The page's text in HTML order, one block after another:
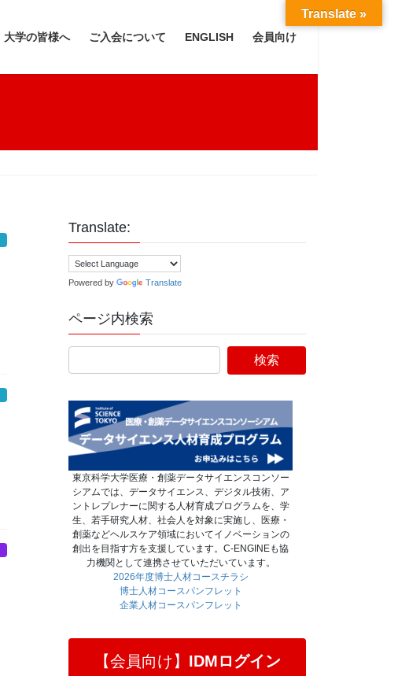
大学の皆様へ ご入会について ENGLISH 会員向け
Translate:
Powered by Translate
ページ内検索
東京科学大学医療・創薬データサイエンスコンソー
シアムでは、データサイエンス、デジタル技術、ア
ントレプレナーに関する人材育成プログラムを、学
生、若手研究人材、社会人を対象に実施し、医療・
創薬などヘルスケア領域においてイノベーションの
創出を目指す方を支援しています。C-ENGINEも協
力機関として連携させていただいています。
2026年度博士人材コースチラシ
博士人材コースパンフレット
企業人材コースパンフレット
【会員向け】 IDMログイン
Translate »